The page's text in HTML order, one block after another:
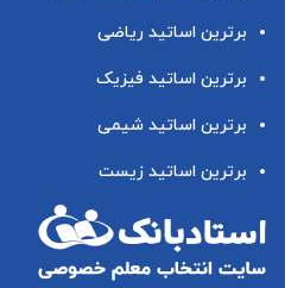
برترین اساتید ریاضی
برترین اساتید فیزیک
برترین اساتید شیمی
برترین اساتید زیست